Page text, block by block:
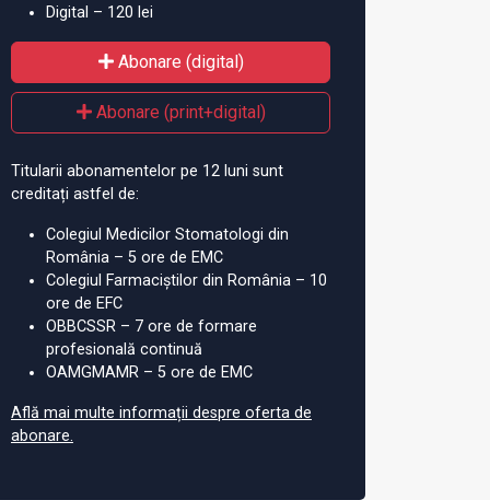
Digital – 120 lei
Abonare (digital)
Abonare (print+digital)
Titularii abonamentelor pe 12 luni sunt
creditați astfel de:
Colegiul Medicilor Stomatologi din
România – 5 ore de EMC
Colegiul Farmaciștilor din România – 10
ore de EFC
OBBCSSR – 7 ore de formare
profesională continuă
OAMGMAMR – 5 ore de EMC
Află mai multe informații despre oferta de
abonare.